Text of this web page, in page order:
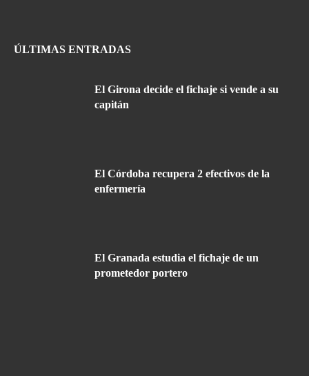
ÚLTIMAS ENTRADAS
El Girona decide el fichaje si vende a su
capitán
El Córdoba recupera 2 efectivos de la
enfermería
El Granada estudia el fichaje de un
prometedor portero